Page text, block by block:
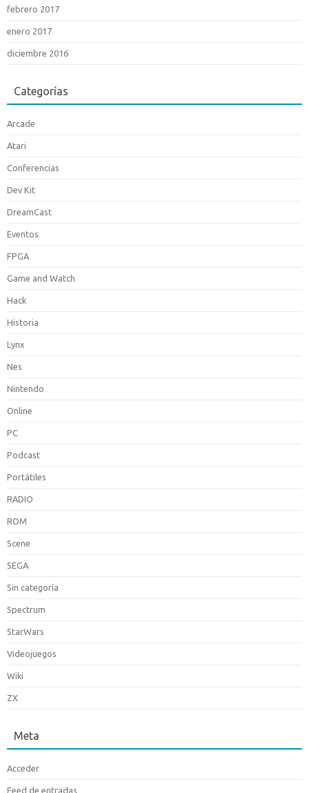
febrero 2017
enero 2017
diciembre 2016
Categorías
Arcade
Atari
Conferencias
Dev Kit
DreamCast
Eventos
FPGA
Game and Watch
Hack
Historia
Lynx
Nes
Nintendo
Online
PC
Podcast
Portátiles
RADIO
ROM
Scene
SEGA
Sin categoría
Spectrum
StarWars
Videojuegos
Wiki
ZX
Meta
Acceder
Feed de entradas